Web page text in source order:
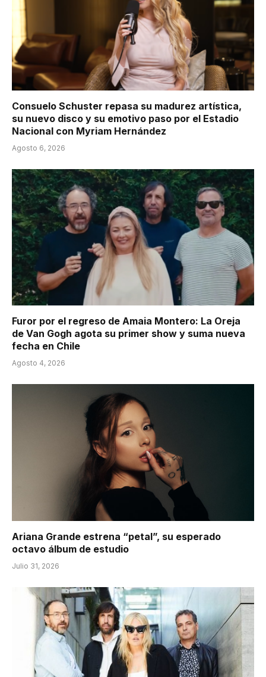
Consuelo Schuster repasa su madurez artística,
su nuevo disco y su emotivo paso por el Estadio
Nacional con Myriam Hernández
Agosto 6, 2026
Furor por el regreso de Amaia Montero: La Oreja
de Van Gogh agota su primer show y suma nueva
fecha en Chile
Agosto 4, 2026
Ariana Grande estrena “petal”, su esperado
octavo álbum de estudio
Julio 31, 2026